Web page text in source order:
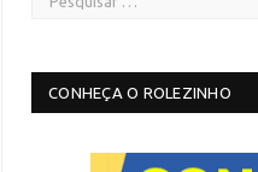
CONHEÇA O ROLEZINHO